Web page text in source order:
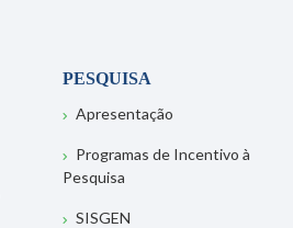
PESQUISA
Apresentação
Programas de Incentivo à
Pesquisa
SISGEN